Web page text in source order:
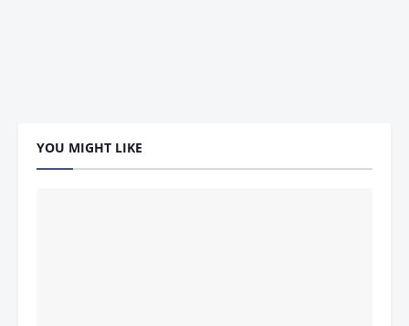
YOU MIGHT LIKE